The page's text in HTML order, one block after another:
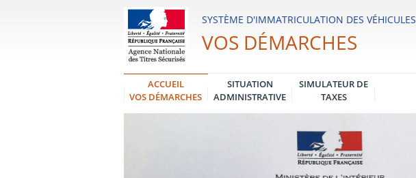
Système
d'Immatriculation
des
Véhicules
SYSTÈME D'IMMATRICULATION DES VÉHICULES
VOS DÉMARCHES
ACCUEIL
VOS DÉMARCHES
SITUATION
ADMINISTRATIVE
SIMULATEUR DE
TAXES